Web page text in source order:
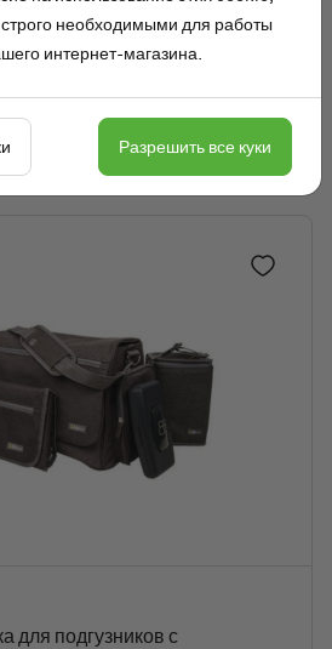
контактные линзы, если они есть
Продолжить промывание.
для подгузников с
необходимыми для работы
интернет-магазина.
Разрешить все куки